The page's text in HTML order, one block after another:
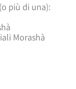
più di una):
Morashà